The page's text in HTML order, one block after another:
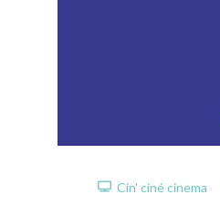
Cin' ciné cinema